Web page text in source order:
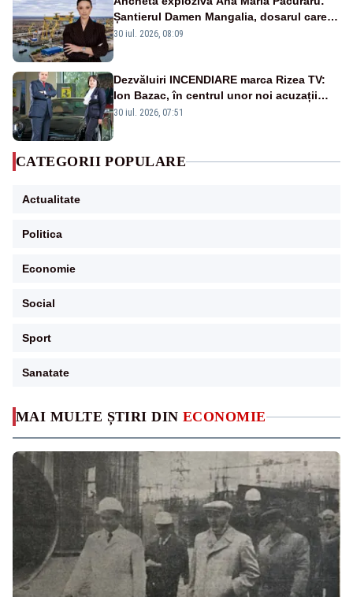
MAI MULTE ȘTIRI DIN ECONOMIE
Șantierul Damen Mangalia, dosarul care
scufundă apărarea României
30 iul. 2026, 08:09
Dezvăluiri INCENDIARE marca Rizea TV:
Ion Bazac, în centrul unor noi acuzații
publice
30 iul. 2026, 07:51
CATEGORII POPULARE
Actualitate
Politica
Economie
Social
Sport
Sanatate